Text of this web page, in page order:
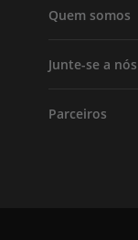
Quem somos
Junte-se a nós
Parceiros